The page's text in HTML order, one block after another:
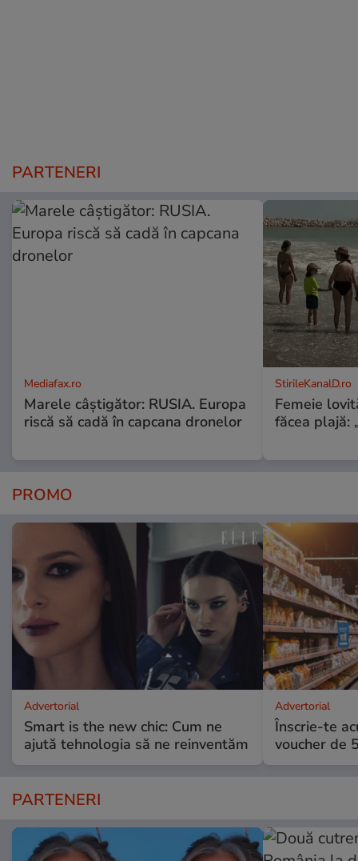
PARTENERI
Mediafax.ro
Marele câștigător: RUSIA. Europa
riscă să cadă în capcana dronelor
StirileKanalD.ro
Femeie
făcea plajă:
PROMO
Advertorial
Smart is the new chic: Cum ne
ajută tehnologia să ne reinventăm
Advertorial
Înscrie-te
voucher de
PARTENERI